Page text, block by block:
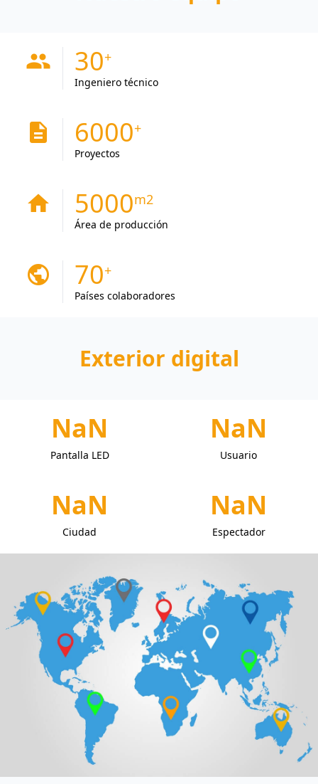
people 30
Ingeniero técnico
description 6000
Proyectos
home 5000
Área de producción
public 70
Países colaboradores
Exterior digital
NaN
Pantalla LED
NaN
Usuario
NaN
Ciudad
NaN
Espectador